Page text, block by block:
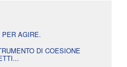
AGIRE.
DI COESIONE